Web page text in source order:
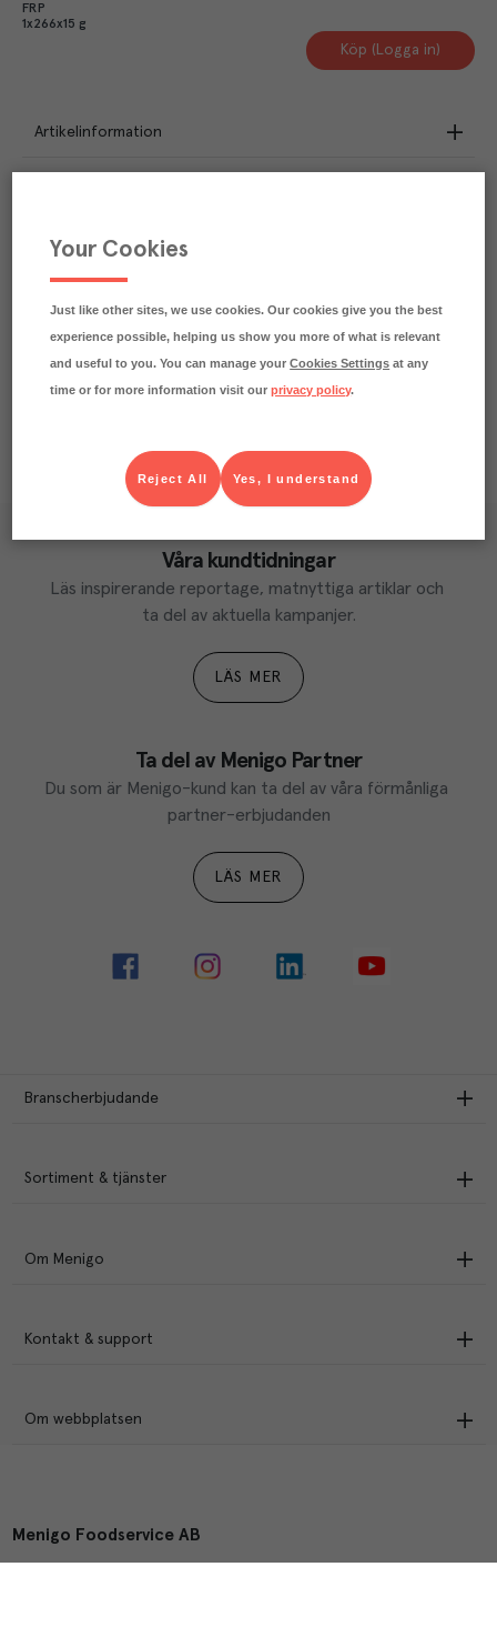
FRP
1x266x15 g
Köp (Logga in)
Artikelinformation
Märkningar
Näringsdeklaration
Våra kundtidningar
Läs inspirerande reportage, matnyttiga artiklar och
ta del av aktuella kampanjer.
LÄS MER
Ta del av Menigo Partner
Du som är Menigo-kund kan ta del av våra förmånliga
partner-erbjudanden
LÄS MER
Branscherbjudande
Sortiment & tjänster
Om Menigo
Kontakt & support
Om webbplatsen
Menigo Foodservice AB
Your Cookies
Just like other sites, we use cookies. Our cookies give you the best
experience possible, helping us show you more of what is relevant
and useful to you. You can manage yourCookies Settings at any
time or for more information visit ourprivacy policy.
Yes, I understand
Reject All